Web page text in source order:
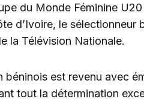
du Monde Féminine
d’Ivoire, le sélectionneur
la Télévision Nationale.
béninois est revenu avec
tout la détermination